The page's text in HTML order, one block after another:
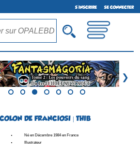
S'INSCRIRE SE CONNECTER
❯
DE FRANCIOSI | THIB
Né en Décembre 1984 en France
Illustrateur